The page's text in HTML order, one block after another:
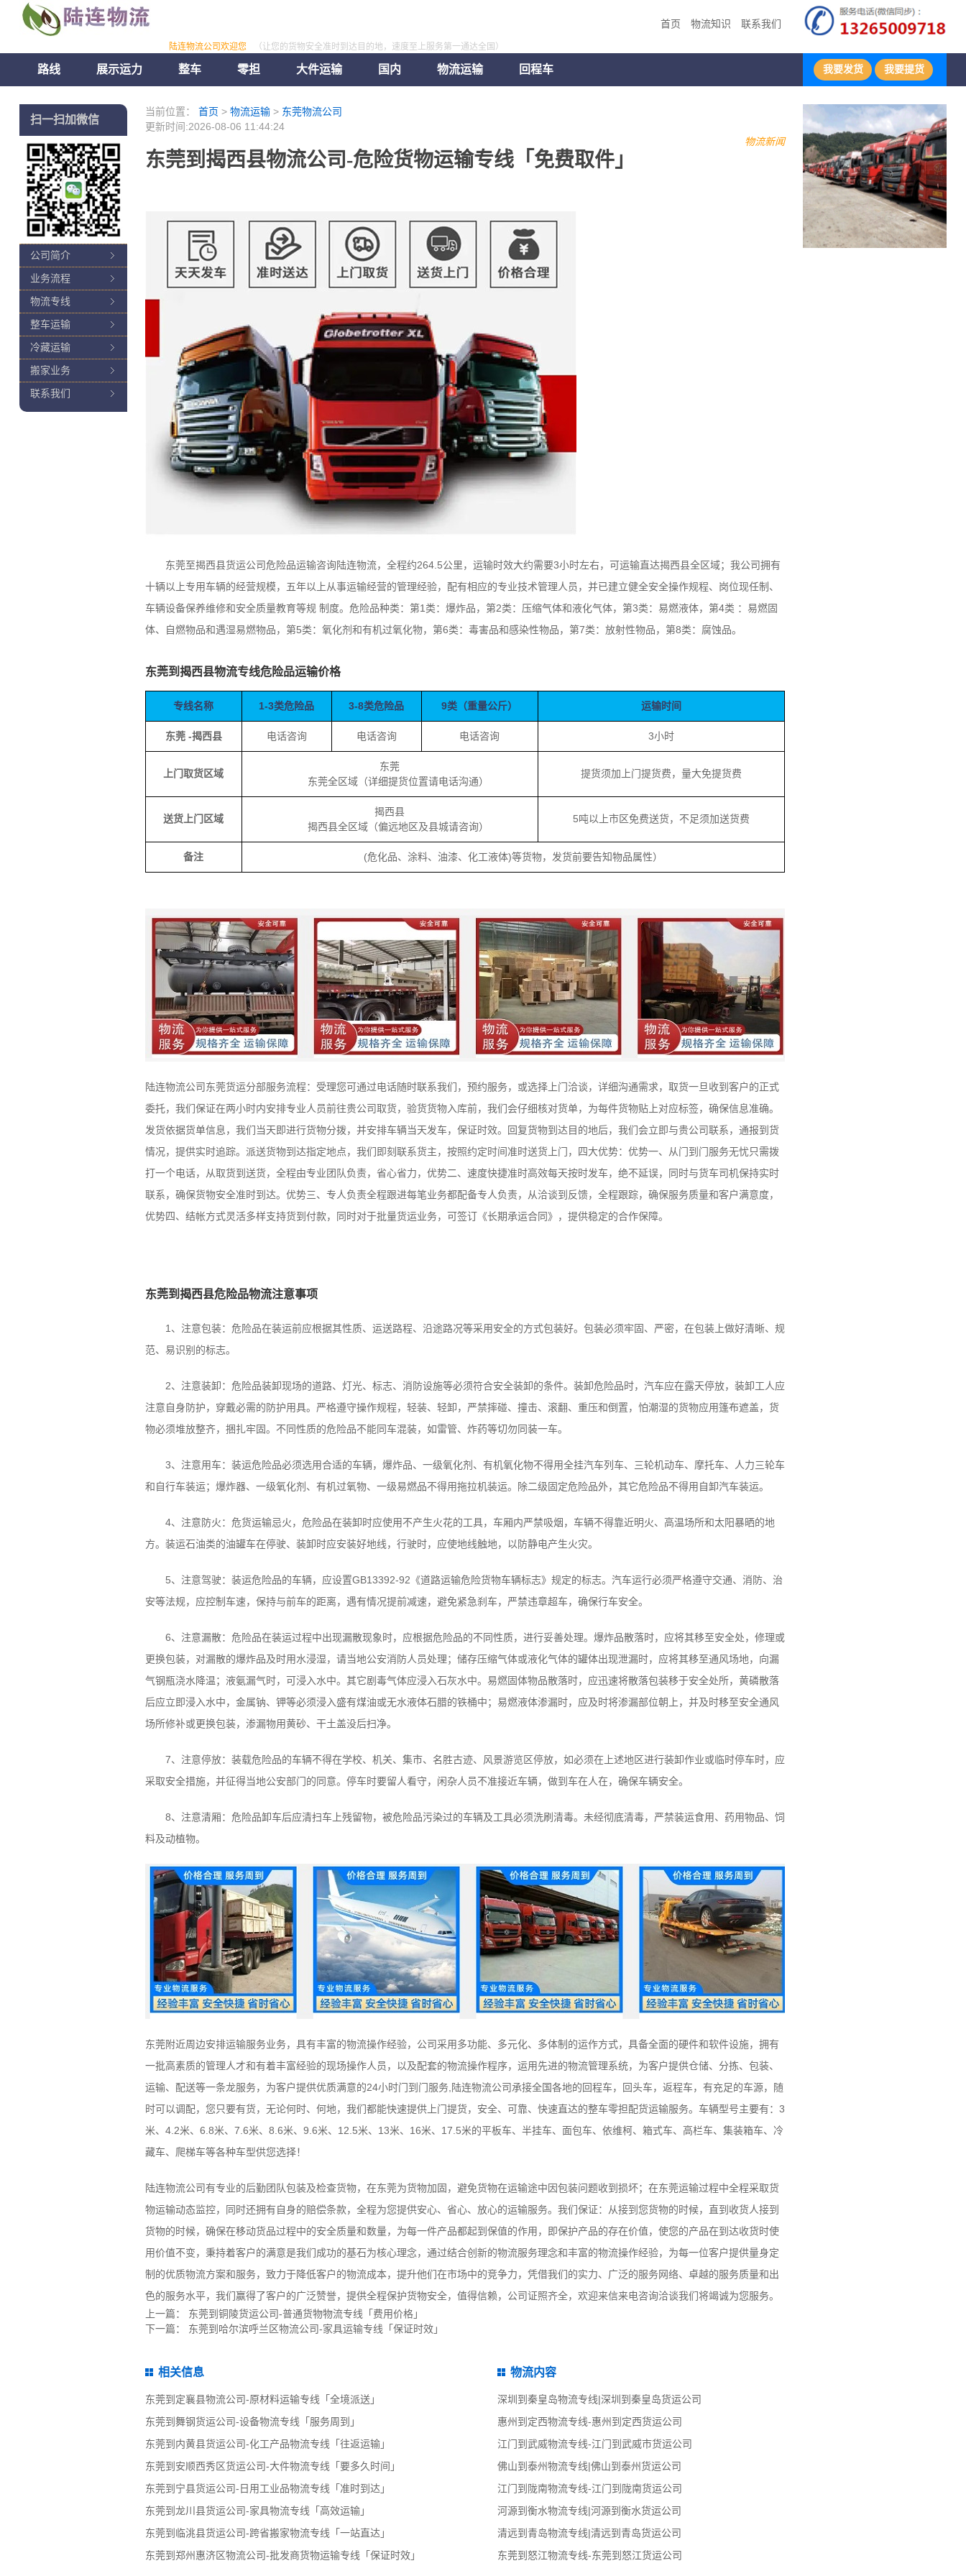
首页 物流知识 联系我们
陆连物流公司欢迎您 （让您的货物安全准时到达目的地，速度至上服务第一通达全国）
路线 展示运力 整车 零担 大件运输 国内 物流运输 回程车 我要发货 我要提货
当前位置： 首页 > 物流运输> 东莞物流公司
更新时间:2026-08-06 11:44:24
物流新闻
东莞到揭西县物流公司-危险货物运输专线「免费取件」
东莞至揭西县货运公司危险品运输咨询陆连物流，全程约264.5公里，运输时效大约需要3小时左右，可运输直达揭西县全区域；我公司拥有
十辆以上专用车辆的经营规模，五年以上从事运输经营的管理经验，配有相应的专业技术管理人员，并已建立健全安全操作规程、岗位现任制、
车辆设备保养维修和安全质量教育等规 制度。危险品种类：第1类：爆炸品，第2类：压缩气体和液化气体，第3类：易燃液体，第4类 ：易燃固
体、自燃物品和遇湿易燃物品，第5类：氧化剂和有机过氧化物，第6类：毒害品和感染性物品，第7类：放射性物品，第8类：腐蚀品。
东莞到揭西县物流专线危险品运输价格
专线名称 1-3类危险品 3-8类危险品 9类（重量公斤） 运输时间
东莞 -揭西县 电话咨询 电话咨询 电话咨询 3小时
上门取货区域
东莞
东莞全区域（详细提货位置请电话沟通）
提货须加上门提货费，量大免提货费
送货上门区域
揭西县
揭西县全区域（偏远地区及县城请咨询）
5吨以上市区免费送货，不足须加送货费
备注 (危化品、涂料、油漆、化工液体)等货物，发货前要告知物品属性）
陆连物流公司东莞货运分部服务流程：受理您可通过电话随时联系我们，预约服务，或选择上门洽谈，详细沟通需求，取货一旦收到客户的正式
委托，我们保证在两小时内安排专业人员前往贵公司取货，验货货物入库前，我们会仔细核对货单，为每件货物贴上对应标签，确保信息准确。
发货依据货单信息，我们当天即进行货物分拨，并安排车辆当天发车，保证时效。回复货物到达目的地后，我们会立即与贵公司联系，通报到货
情况，提供实时追踪。派送货物到达指定地点，我们即刻联系货主，按照约定时间准时送货上门，四大优势：优势一、从门到门服务无忧只需拨
打一个电话，从取货到送货，全程由专业团队负责，省心省力，优势二、速度快捷准时高效每天按时发车，绝不延误，同时与货车司机保持实时
联系，确保货物安全准时到达。优势三、专人负责全程跟进每笔业务都配备专人负责，从洽谈到反馈，全程跟踪，确保服务质量和客户满意度，
优势四、结帐方式灵活多样支持货到付款，同时对于批量货运业务，可签订《长期承运合同》，提供稳定的合作保障。
东莞到揭西县危险品物流注意事项
1、注意包装：危险品在装运前应根据其性质、运送路程、沿途路况等采用安全的方式包装好。包装必须牢固、严密，在包装上做好清晰、规
范、易识别的标志。
2、注意装卸：危险品装卸现场的道路、灯光、标志、消防设施等必须符合安全装卸的条件。装卸危险品时，汽车应在露天停放，装卸工人应
注意自身防护，穿戴必需的防护用具。严格遵守操作规程，轻装、轻卸，严禁摔碰、撞击、滚翻、重压和倒置，怕潮湿的货物应用篷布遮盖，货
物必须堆放整齐，捆扎牢固。不同性质的危险品不能同车混装，如雷管、炸药等切勿同装一车。
3、注意用车：装运危险品必须选用合适的车辆，爆炸品、一级氧化剂、有机氧化物不得用全挂汽车列车、三轮机动车、摩托车、人力三轮车
和自行车装运；爆炸器、一级氧化剂、有机过氧物、一级易燃品不得用拖拉机装运。除二级固定危险品外，其它危险品不得用自卸汽车装运。
4、注意防火：危货运输忌火，危险品在装卸时应使用不产生火花的工具，车厢内严禁吸烟，车辆不得靠近明火、高温场所和太阳暴晒的地
方。装运石油类的油罐车在停驶、装卸时应安装好地线，行驶时，应使地线触地，以防静电产生火灾。
5、注意驾驶：装运危险品的车辆，应设置GB13392-92《道路运输危险货物车辆标志》规定的标志。汽车运行必须严格遵守交通、消防、治
安等法规，应控制车速，保持与前车的距离，遇有情况提前减速，避免紧急刹车，严禁违章超车，确保行车安全。
6、注意漏散：危险品在装运过程中出现漏散现象时，应根据危险品的不同性质，进行妥善处理。爆炸品散落时，应将其移至安全处，修理或
更换包装，对漏散的爆炸品及时用水浸湿，请当地公安消防人员处理；储存压缩气体或液化气体的罐体出现泄漏时，应将其移至通风场地，向漏
气钢瓶浇水降温；液氨漏气时，可浸入水中。其它剧毒气体应浸入石灰水中。易燃固体物品散落时，应迅速将散落包装移于安全处所，黄磷散落
后应立即浸入水中，金属钠、钾等必须浸入盛有煤油或无水液体石腊的铁桶中；易燃液体渗漏时，应及时将渗漏部位朝上，并及时移至安全通风
场所修补或更换包装，渗漏物用黄砂、干土盖没后扫净。
7、注意停放：装载危险品的车辆不得在学校、机关、集市、名胜古迹、风景游览区停放，如必须在上述地区进行装卸作业或临时停车时，应
采取安全措施，并征得当地公安部门的同意。停车时要留人看守，闲杂人员不准接近车辆，做到车在人在，确保车辆安全。
8、注意清厢：危险品卸车后应清扫车上残留物，被危险品污染过的车辆及工具必须洗刷清毒。未经彻底清毒，严禁装运食用、药用物品、饲
料及动植物。
东莞附近周边安排运输服务业务，具有丰富的物流操作经验，公司采用多功能、多元化、多体制的运作方式，具备全面的硬件和软件设施，拥有
一批高素质的管理人才和有着丰富经验的现场操作人员，以及配套的物流操作程序，运用先进的物流管理系统，为客户提供仓储、分拣、包装、
运输、配送等一条龙服务，为客户提供优质满意的24小时门到门服务,陆连物流公司承接全国各地的回程车，回头车，返程车，有充足的车源，随
时可以调配，您只要有货，无论何时、何地，我们都能快速提供上门提货，安全、可靠、快速直达的整车零担配货运输服务。车辆型号主要有：3
米、4.2米、6.8米、7.6米、8.6米、9.6米、12.5米、13米、16米、17.5米的平板车、半挂车、面包车、依维柯、箱式车、高栏车、集装箱车、冷
藏车、爬梯车等各种车型供您选择！
陆连物流公司有专业的后勤团队包装及检查货物，在东莞为货物加固，避免货物在运输途中因包装问题收到损坏；在东莞运输过程中全程采取货
物运输动态监控，同时还拥有自身的赔偿条款，全程为您提供安心、省心、放心的运输服务。我们保证：从接到您货物的时候，直到收货人接到
货物的时候，确保在移动货品过程中的安全质量和数量，为每一件产品都起到保值的作用，即保护产品的存在价值，使您的产品在到达收货时使
用价值不变，秉持着客户的满意是我们成功的基石为核心理念，通过结合创新的物流服务理念和丰富的物流操作经验，为每一位客户提供量身定
制的优质物流方案和服务，致力于降低客户的物流成本，提升他们在市场中的竞争力，凭借我们的实力、广泛的服务网络、卓越的服务质量和出
色的服务水平，我们赢得了客户的广泛赞誉，提供全程保护货物安全，值得信赖，公司证照齐全，欢迎来信来电咨询洽谈我们将竭诚为您服务。
上一篇： 东莞到铜陵货运公司-普通货物物流专线「费用价格」
下一篇： 东莞到哈尔滨呼兰区物流公司-家具运输专线「保证时效」
相关信息
东莞到定襄县物流公司-原材料运输专线「全境派送」
东莞到舞钢货运公司-设备物流专线「服务周到」
东莞到内黄县货运公司-化工产品物流专线「往返运输」
东莞到安顺西秀区货运公司-大件物流专线「要多久时间」
东莞到宁县货运公司-日用工业品物流专线「准时到达」
东莞到龙川县货运公司-家具物流专线「高效运输」
东莞到临洮县货运公司-跨省搬家物流专线「一站直达」
东莞到郑州惠济区物流公司-批发商货物运输专线「保证时效」
物流内容
深圳到秦皇岛物流专线|深圳到秦皇岛货运公司
惠州到定西物流专线-惠州到定西货运公司
江门到武威物流专线-江门到武威市货运公司
佛山到泰州物流专线|佛山到泰州货运公司
江门到陇南物流专线-江门到陇南货运公司
河源到衡水物流专线|河源到衡水货运公司
清远到青岛物流专线|清远到青岛货运公司
东莞到怒江物流专线-东莞到怒江货运公司
扫一扫加微信
公司简介
业务流程
物流专线
整车运输
冷藏运输
搬家业务
联系我们